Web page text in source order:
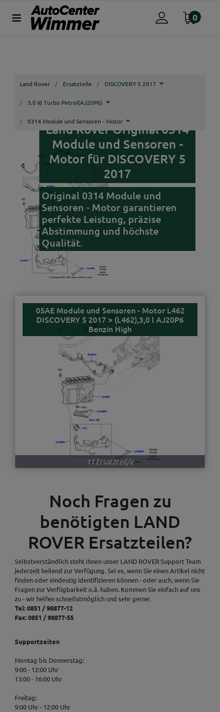
0
Land Rover Ersatzteile DISCOVERY 5 2017
3.0 I6 Turbo Petrol(AJ20P6)
0314 Module und Sensoren - Motor
Land Rover Original 0314
Module und Sensoren -
Motor für DISCOVERY 5
2017
Original 0314 Module und
Sensoren - Motor garantieren
perfekte Leistung, präzise
Abstimmung und höchste
Qualität.
05AE Module und Sensoren - Motor L462
DISCOVERY 5 2017 > (L462),3,0 l AJ20P6
Benzin High
11 Ersatzteil/e
Noch Fragen zu
benötigten LAND
ROVER Ersatzteilen?
Selbstverständlich steht Ihnen unser LAND ROVER Support Team
jederzeit heilend zur Verfügung. Sei es, wenn Sie einen Artikel nicht
finden oder eindeutig identifizieren können - oder auch, wenn Sie
Fragen zur Verfügbarkeit o.ä. haben. Kommen Sie einfach auf uns
zu - wir helfen schnellstmöglich und sehr gerne:
Tel: 0851 / 98877-12
Fax: 0851 / 98877-55
Supportzeiten
Montag bis Donnerstag:
9:00 - 12:00 Uhr
13:00 - 16:00 Uhr
Freitag:
9:00 Uhr - 12:00 Uhr